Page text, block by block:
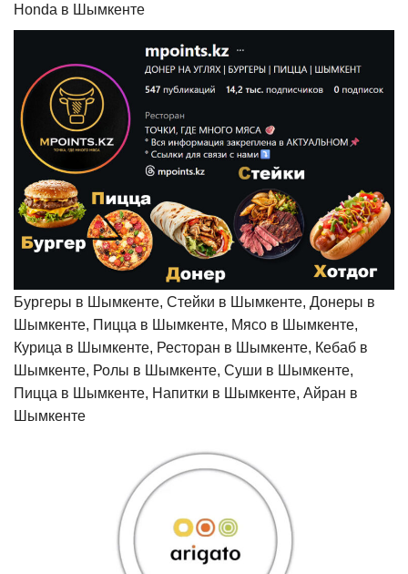
Honda в Шымкенте
Бургеры в Шымкенте, Стейки в Шымкенте, Донеры в
Шымкенте, Пицца в Шымкенте, Мясо в Шымкенте,
Курица в Шымкенте, Ресторан в Шымкенте, Кебаб в
Шымкенте, Ролы в Шымкенте, Суши в Шымкенте,
Пицца в Шымкенте, Напитки в Шымкенте, Айран в
Шымкенте